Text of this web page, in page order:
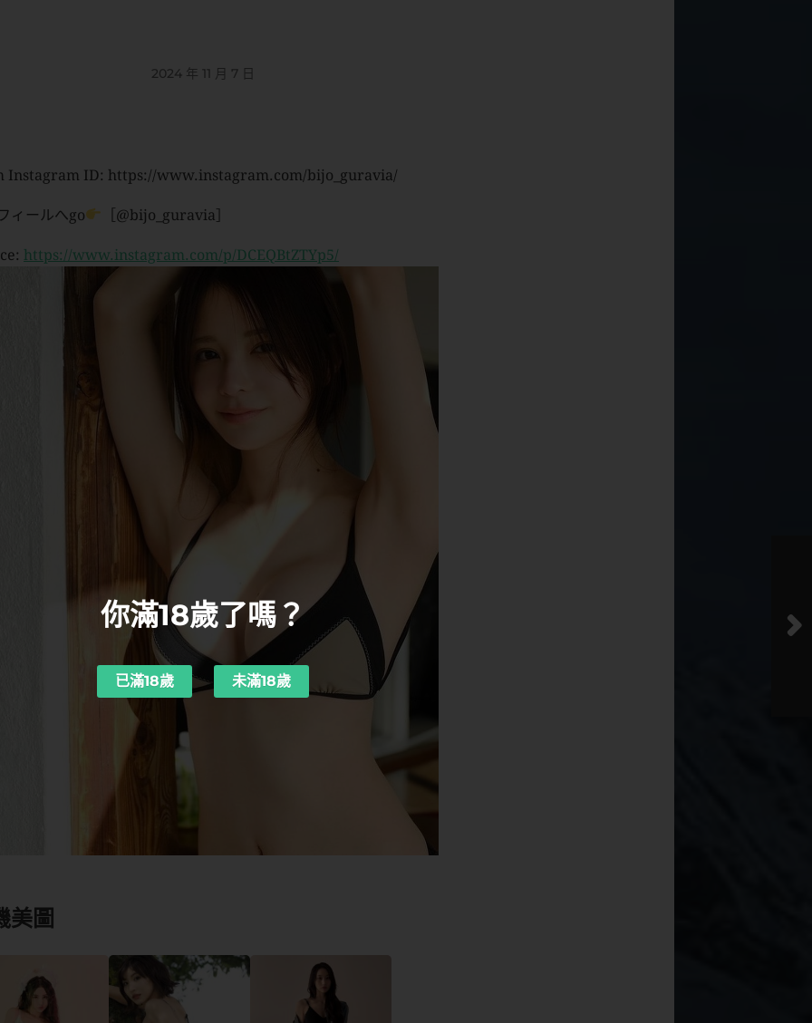
2024 年 11 月 7 日
Instagram ID: https://www.instagram.com/bijo_guravia/
ィールへgo ［@bijo_guravia］
https://www.instagram.com/p/DCEQBtZTYp5/
美圖
你滿18歲了嗎？
已滿18歲 未滿18歲